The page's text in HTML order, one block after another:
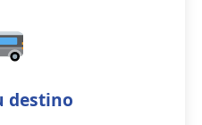
destino